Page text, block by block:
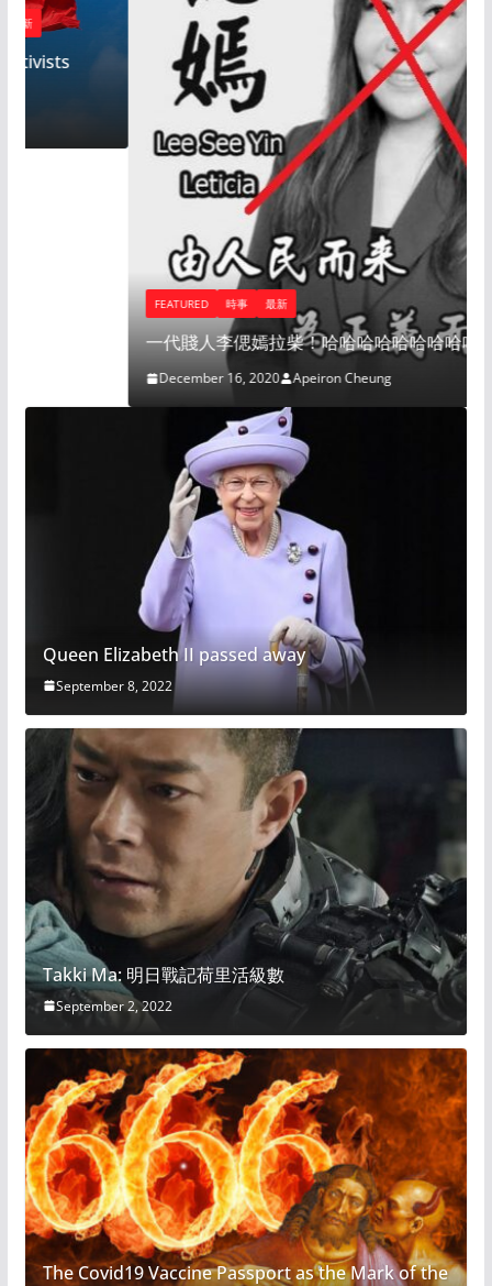
最新
一代賤人李偲嫣拉柴！哈哈哈哈哈哈哈哈哈！
December 16, 2020 Apeiron Cheung
Queen Elizabeth II passed away
September 8, 2022
Takki Ma: 明日戰記荷里活級數
September 2, 2022
The Covid19 Vaccine Passport as the Mark of the